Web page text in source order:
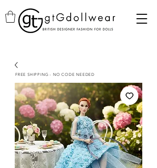
FREE SHIPPING - NO CODE NEEDED